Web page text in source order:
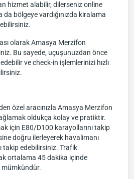
hizmet alabilir, dilerseniz online
bölgeye vardığınızda kiralama
olarak Amasya Merzifon
Bu sayede, uçuşunuzdan önce
ve check-in işlemlerinizi hızlı
özel aracınızla Amasya Merzifon
oldukça kolay ve pratiktir.
için E80/D100 karayollarını takip
doğru ilerleyerek havalimanı
takip edebilirsiniz. Trafik
ortalama 45 dakika içinde
mümkündür.